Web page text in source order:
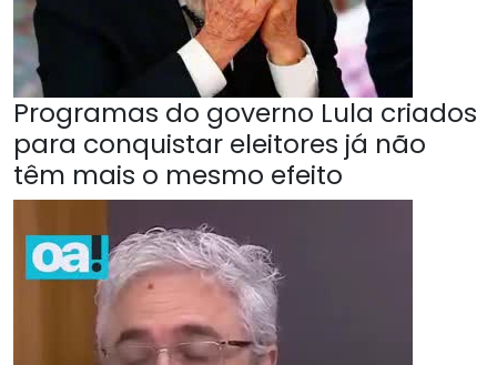
Programas do governo Lula criados
para conquistar eleitores já não
têm mais o mesmo efeito